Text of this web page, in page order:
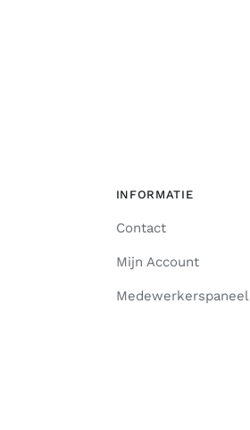
INFORMATIE
Contact
Mijn Account
Medewerkerspaneel